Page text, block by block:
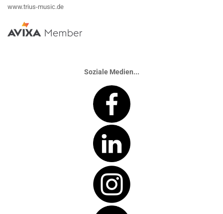
www.trius-music.de
Soziale Medien...